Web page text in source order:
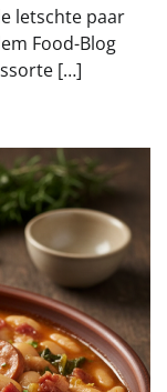
letschte paar
Food-Blog
[…]